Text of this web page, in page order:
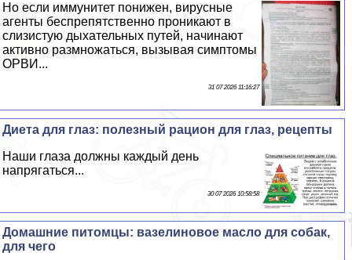
Но если иммунитет понижен, вирусные
агенты беспрепятственно проникают в
слизистую дыхательных путей, начинают
активно размножаться, вызывая симптомы
ОРВИ...
31 07 2026 11:16:27
Диета для глаз: полезный рацион для глаз, рецепты
Наши глаза должны каждый день
напрягаться...
30 07 2026 10:58:58
Домашние питомцы: вазелиновое масло для собак,
для чего